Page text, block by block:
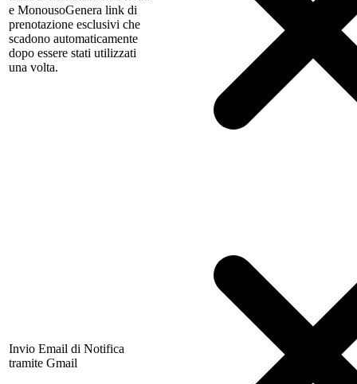
e MonousoGenera link di
prenotazione esclusivi che
scadono automaticamente
dopo essere stati utilizzati
una volta.
Invio Email di Notifica
tramite Gmail